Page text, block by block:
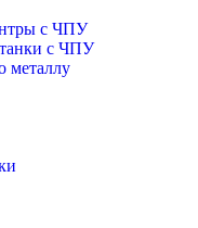
с ЧПУ
с ЧПУ
металлу